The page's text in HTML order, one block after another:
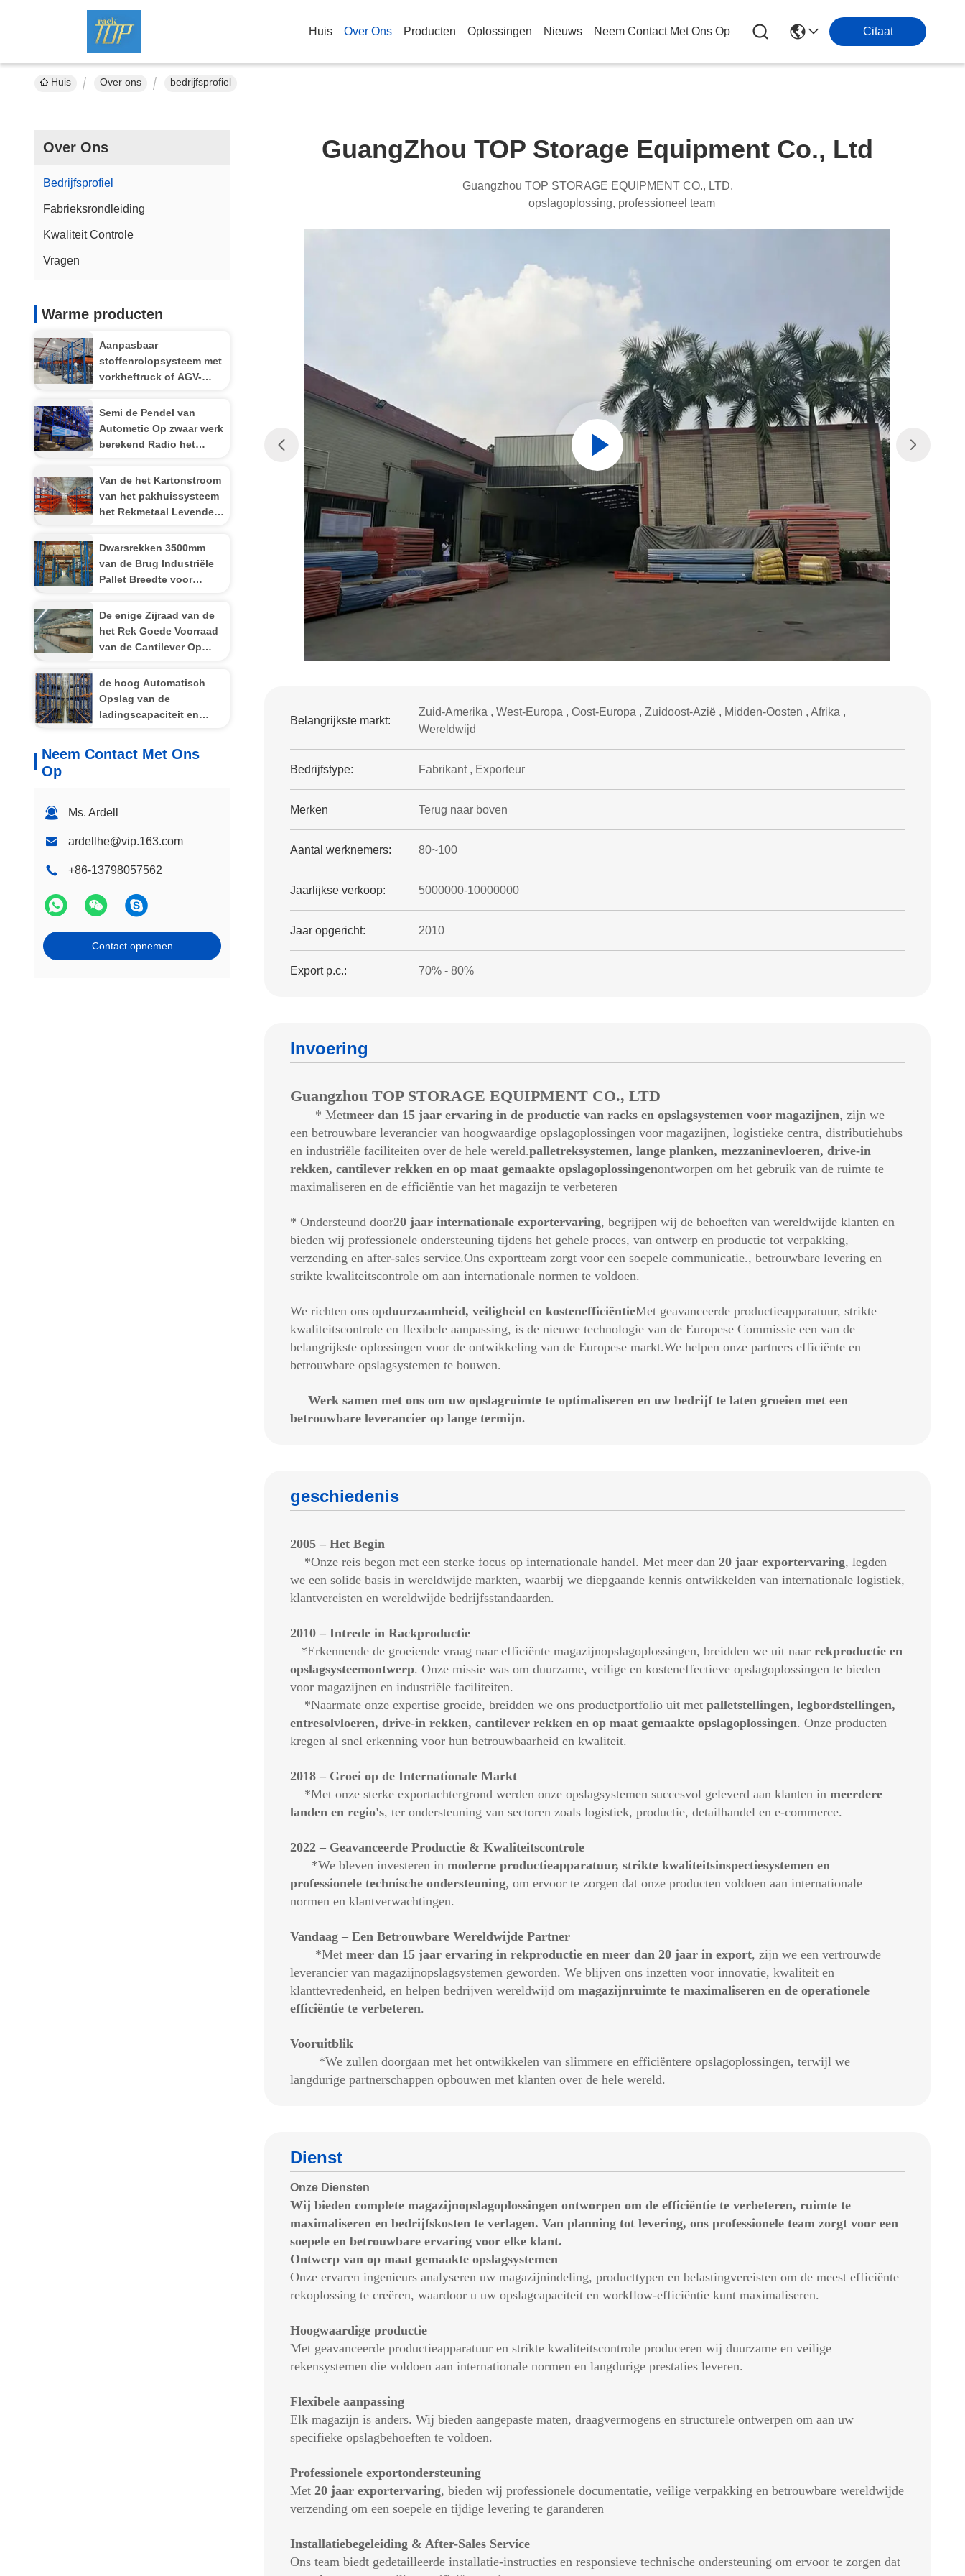
Huis Over Ons Producten Oplossingen Nieuws Neem Contact Met Ons Op Citaat
Huis Over ons bedrijfsprofiel
Over Ons
Bedrijfsprofiel
Fabrieksrondleiding
Kwaliteit Controle
Vragen
Warme producten
Aanpasbaar
stoffenrolopsysteem met
vorkheftruck of AGV-
middelgrote en kleine
magazijnruimte
Semi de Pendel van
Autometic Op zwaar werk
berekend Radio het
Industrieel Opslagbeheer
Van de het Kartonstroom
van het pakhuissysteem
het Rekmetaal Levende
Handernst
Dwarsrekken 3500mm
van de Brug Industriële
Pallet Breedte voor
De enige Zijraad van de
het Rek Goede Voorraad
van de Cantilever Op
Pallet/Lang Aluminium
de hoog Automatisch
Opslag van de
ladingscapaciteit en
4000kg
Neem Contact Met Ons
Op
Ms. Ardell
ardellhe@vip.163.com
+86-13798057562
Contact opnemen
GuangZhou TOP Storage Equipment Co., Ltd
Guangzhou TOP STORAGE EQUIPMENT CO., LTD.
opslagoplossing, professioneel team
Belangrijkste markt:
Zuid-Amerika , West-Europa , Oost-Europa , Zuidoost-Azië , Midden-Oosten , Afrika ,
Wereldwijd
Bedrijfstype: Fabrikant , Exporteur
Merken Terug naar boven
Aantal werknemers: 80~100
Jaarlijkse verkoop: 5000000-10000000
Jaar opgericht: 2010
Export p.c.: 70% - 80%
Invoering
Guangzhou TOP STORAGE EQUIPMENT CO., LTD
* Metmeer dan 15 jaar ervaring in de productie van racks en opslagsystemen voor magazijnen, zijn we
een betrouwbare leverancier van hoogwaardige opslagoplossingen voor magazijnen, logistieke centra, distributiehubs
en industriële faciliteiten over de hele wereld.palletreksystemen, lange planken, mezzaninevloeren, drive-in
rekken, cantilever rekken en op maat gemaakte opslagoplossingenontworpen om het gebruik van de ruimte te
maximaliseren en de efficiëntie van het magazijn te verbeteren
* Ondersteund door20 jaar internationale exportervaring, begrijpen wij de behoeften van wereldwijde klanten en
bieden wij professionele ondersteuning tijdens het gehele proces, van ontwerp en productie tot verpakking,
verzending en after-sales service.Ons exportteam zorgt voor een soepele communicatie., betrouwbare levering en
strikte kwaliteitscontrole om aan internationale normen te voldoen.
We richten ons opduurzaamheid, veiligheid en kostenefficiëntieMet geavanceerde productieapparatuur, strikte
kwaliteitscontrole en flexibele aanpassing, is de nieuwe technologie van de Europese Commissie een van de
belangrijkste oplossingen voor de ontwikkeling van de Europese markt.We helpen onze partners efficiënte en
betrouwbare opslagsystemen te bouwen.
Werk samen met ons om uw opslagruimte te optimaliseren en uw bedrijf te laten groeien met een
betrouwbare leverancier op lange termijn.
geschiedenis
2005 – Het Begin
*Onze reis begon met een sterke focus op internationale handel. Met meer dan 20 jaar exportervaring, legden
we een solide basis in wereldwijde markten, waarbij we diepgaande kennis ontwikkelden van internationale logistiek,
klantvereisten en wereldwijde bedrijfsstandaarden.
2010 – Intrede in Rackproductie
*Erkennende de groeiende vraag naar efficiënte magazijnopslagoplossingen, breidden we uit naar rekproductie en
opslagsysteemontwerp. Onze missie was om duurzame, veilige en kosteneffectieve opslagoplossingen te bieden
voor magazijnen en industriële faciliteiten.
*Naarmate onze expertise groeide, breidden we ons productportfolio uit met palletstellingen, legbordstellingen,
entresolvloeren, drive-in rekken, cantilever rekken en op maat gemaakte opslagoplossingen. Onze producten
kregen al snel erkenning voor hun betrouwbaarheid en kwaliteit.
2018 – Groei op de Internationale Markt
*Met onze sterke exportachtergrond werden onze opslagsystemen succesvol geleverd aan klanten in meerdere
landen en regio's, ter ondersteuning van sectoren zoals logistiek, productie, detailhandel en e-commerce.
2022 – Geavanceerde Productie & Kwaliteitscontrole
*We bleven investeren in moderne productieapparatuur, strikte kwaliteitsinspectiesystemen en
professionele technische ondersteuning, om ervoor te zorgen dat onze producten voldoen aan internationale
normen en klantverwachtingen.
Vandaag – Een Betrouwbare Wereldwijde Partner
*Met meer dan 15 jaar ervaring in rekproductie en meer dan 20 jaar in export, zijn we een vertrouwde
leverancier van magazijnopslagsystemen geworden. We blijven ons inzetten voor innovatie, kwaliteit en
klanttevredenheid, en helpen bedrijven wereldwijd om magazijnruimte te maximaliseren en de operationele
efficiëntie te verbeteren.
Vooruitblik
*We zullen doorgaan met het ontwikkelen van slimmere en efficiëntere opslagoplossingen, terwijl we
langdurige partnerschappen opbouwen met klanten over de hele wereld.
Dienst
Onze Diensten
Wij bieden complete magazijnopslagoplossingen ontworpen om de efficiëntie te verbeteren, ruimte te
maximaliseren en bedrijfskosten te verlagen. Van planning tot levering, ons professionele team zorgt voor een
soepele en betrouwbare ervaring voor elke klant.
Ontwerp van op maat gemaakte opslagsystemen
Onze ervaren ingenieurs analyseren uw magazijnindeling, producttypen en belastingvereisten om de meest efficiënte
rekoplossing te creëren, waardoor u uw opslagcapaciteit en workflow-efficiëntie kunt maximaliseren.
Hoogwaardige productie
Met geavanceerde productieapparatuur en strikte kwaliteitscontrole produceren wij duurzame en veilige
rekensystemen die voldoen aan internationale normen en langdurige prestaties leveren.
Flexibele aanpassing
Elk magazijn is anders. Wij bieden aangepaste maten, draagvermogens en structurele ontwerpen om aan uw
specifieke opslagbehoeften te voldoen.
Professionele exportondersteuning
Met 20 jaar exportervaring, bieden wij professionele documentatie, veilige verpakking en betrouwbare wereldwijde
verzending om een soepele en tijdige levering te garanderen
Installatiebegeleiding & After-Sales Service
Ons team biedt gedetailleerde installatie-instructies en responsieve technische ondersteuning om ervoor te zorgen dat